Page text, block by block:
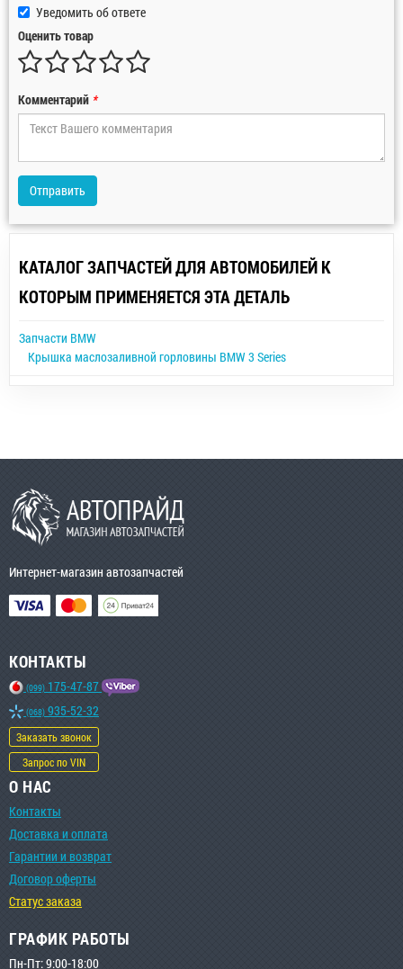
Уведомить об ответе
Оценить товар
Комментарий *
Отправить
КАТАЛОГ ЗАПЧАСТЕЙ ДЛЯ АВТОМОБИЛЕЙ К
КОТОРЫМ ПРИМЕНЯЕТСЯ ЭТА ДЕТАЛЬ
Запчасти BMW
Крышка маслозаливной горловины BMW 3 Series
Интернет-магазин автозапчастей
КОНТАКТЫ
(099) 175-47-87
(068) 935-52-32
Заказать звонок
Запрос по VIN
О НАС
Контакты
Доставка и оплата
Гарантии и возврат
Договор оферты
Статус заказа
ГРАФИК РАБОТЫ
Пн-Пт: 9:00-18:00